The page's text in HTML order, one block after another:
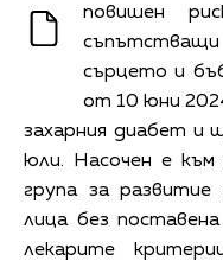
повишен
сърцето и
от 10 юни
захарния диабет и
юли. Насочен е
група за
лица без
лекарите